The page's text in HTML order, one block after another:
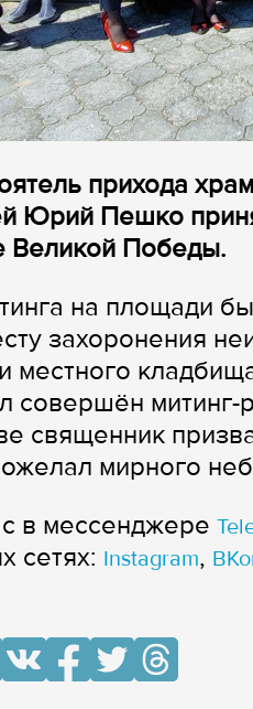
прихода
Юрий Пешко
Великой Победы.
на площади
захоронения
местного
совершён
священник
мирного
в мессенджере
сетях: Instagram,